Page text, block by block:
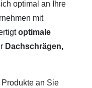
optimal an Ihre
mit
optimale
Dachschrägen,
an Sie